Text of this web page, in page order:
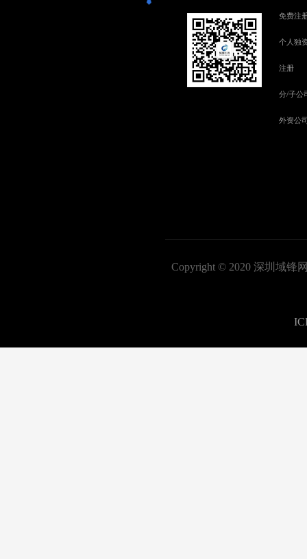
Copyright © 2020 深圳域锋